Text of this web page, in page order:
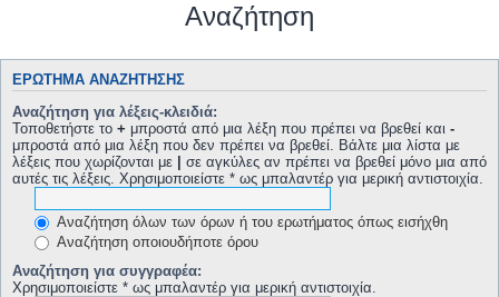
Αναζήτηση
ΕΡΏΤΗΜΑ ΑΝΑΖΉΤΗΣΗΣ
Αναζήτηση για λέξεις-κλειδιά:
Τοποθετήστε το + μπροστά από μια λέξη που πρέπει να βρεθεί και -
μπροστά από μια λέξη που δεν πρέπει να βρεθεί. Βάλτε μια λίστα με
λέξεις που χωρίζονται με | σε αγκύλες αν πρέπει να βρεθεί μόνο μια από
αυτές τις λέξεις. Χρησιμοποιείστε * ως μπαλαντέρ για μερική αντιστοιχία.
Αναζήτηση όλων των όρων ή του ερωτήματος όπως εισήχθη
Αναζήτηση οποιουδήποτε όρου
Αναζήτηση για συγγραφέα:
Χρησιμοποιείστε * ως μπαλαντέρ για μερική αντιστοιχία.